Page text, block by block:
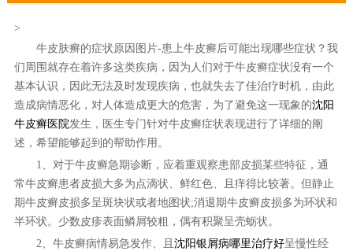
>
牛皮肤癣的症状原因图片-患上牛皮癣后可能出现哪些症状？我
们周围就存在着许多这类疾病，因为人们对于牛皮癣症状没有一个
基本认识，因此无法及时发现疾病，也就失去了佳治疗时机，由此
造成病情恶化，对人体造成更大的危害，为了避免这一现象的沈阳
牛皮癣医院发生，医生专门针对牛皮癣症状表现进行了详细的阐
述，希望能够起到的帮助作用。
1、对于牛皮癣急期诊断，应着重观察患部皮损某些特征，通
常牛皮癣患者皮损大多为点滴状、鲜红色、且痒得比较著。但静止
期牛皮癣皮损多呈斑块状或者地图状;消退期牛皮癣皮损多为环状和
半环状。少数皮疹表面鳞屑较粗，偶有积聚呈壳蛎状。
2、牛皮癣病情易急发作、且 沈阳银屑病哪里治疗好呈慢性经